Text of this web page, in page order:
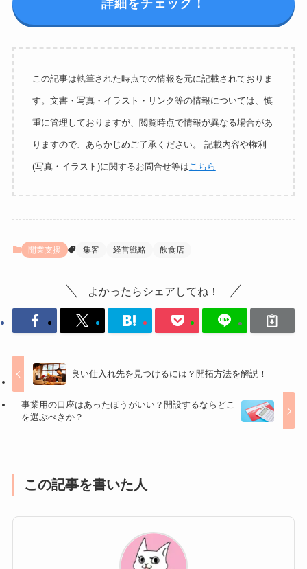
詳細をチェック！
この記事は執筆された時点での情報を元に記載されておりま
す。文書・写真・イラスト・リンク等の情報については、慎
重に管理しておりますが、閲覧時点で情報が異なる場合があ
りますので、あらかじめご了承ください。 記載内容や権利
(写真・イラスト)に関するお問合せ等はこちら
開業支援 集客 経営戦略 飲食店
よかったらシェアしてね！
良い仕入れ先を見つけるには？開拓方法を解説！
事業用の口座はあったほうがいい？開設するならどこ
を選ぶべきか？
この記事を書いた人